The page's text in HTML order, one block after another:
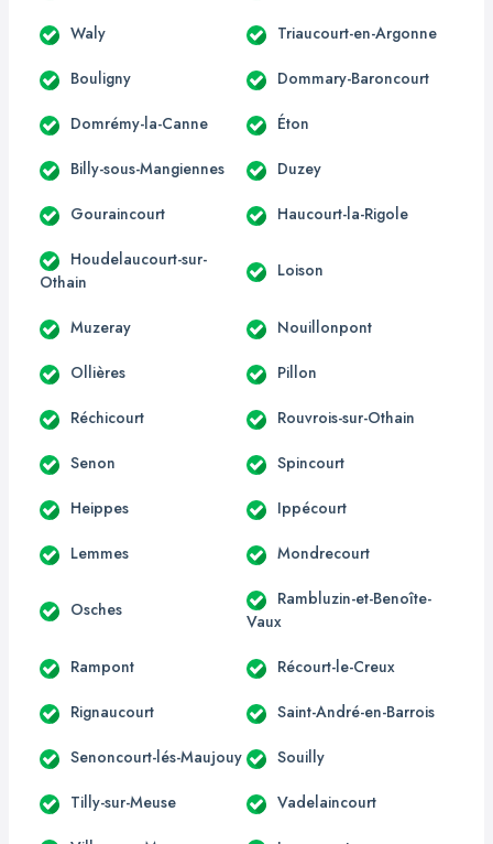
Waly Triaucourt-en-Argonne
Bouligny Dommary-Baroncourt
Domrémy-la-Canne Éton
Billy-sous-Mangiennes Duzey
Gouraincourt Haucourt-la-Rigole
Houdelaucourt-sur-
Othain
Loison
Muzeray Nouillonpont
Ollières Pillon
Réchicourt Rouvrois-sur-Othain
Senon Spincourt
Heippes Ippécourt
Lemmes Mondrecourt
Osches
Rambluzin-et-Benoîte-
Vaux
Rampont Récourt-le-Creux
Rignaucourt Saint-André-en-Barrois
Senoncourt-lés-Maujouy Souilly
Tilly-sur-Meuse Vadelaincourt